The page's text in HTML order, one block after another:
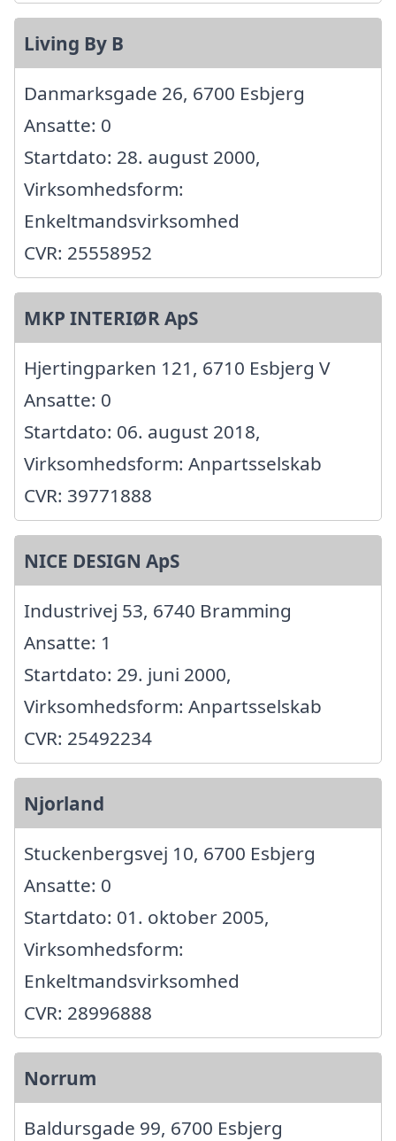
Living By B
Danmarksgade 26, 6700 Esbjerg
Ansatte: 0
Startdato: 28. august 2000,
Virksomhedsform:
Enkeltmandsvirksomhed
CVR: 25558952
MKP INTERIØR ApS
Hjertingparken 121, 6710 Esbjerg V
Ansatte: 0
Startdato: 06. august 2018,
Virksomhedsform: Anpartsselskab
CVR: 39771888
NICE DESIGN ApS
Industrivej 53, 6740 Bramming
Ansatte: 1
Startdato: 29. juni 2000,
Virksomhedsform: Anpartsselskab
CVR: 25492234
Njorland
Stuckenbergsvej 10, 6700 Esbjerg
Ansatte: 0
Startdato: 01. oktober 2005,
Virksomhedsform:
Enkeltmandsvirksomhed
CVR: 28996888
Norrum
Baldursgade 99, 6700 Esbjerg